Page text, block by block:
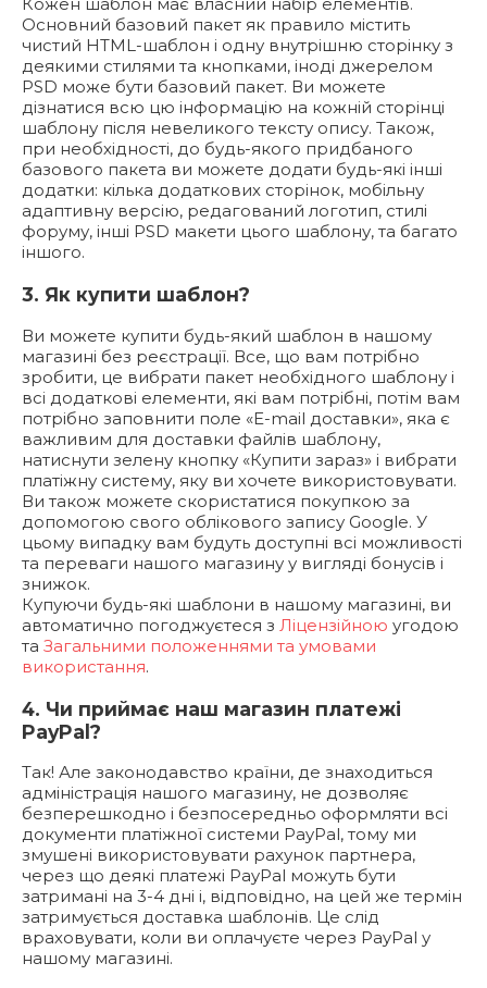
Основний базовий пакет як правило містить
чистий HTML-шаблон і одну внутрішню сторінку з
деякими стилями та кнопками, іноді джерелом
PSD може бути базовий пакет. Ви можете
дізнатися всю цю інформацію на кожній сторінці
шаблону після невеликого тексту опису. Також,
при необхідності, до будь-якого придбаного
базового пакета ви можете додати будь-які інші
додатки: кілька додаткових сторінок, мобільну
адаптивну версію, редагований логотип, стилі
форуму, інші PSD макети цього шаблону, та багато
іншого.
3. Як купити шаблон?
Ви можете купити будь-який шаблон в нашому
магазині без реєстрації. Все, що вам потрібно
зробити, це вибрати пакет необхідного шаблону і
всі додаткові елементи, які вам потрібні, потім вам
потрібно заповнити поле «E-mail доставки», яка є
важливим для доставки файлів шаблону,
натиснути зелену кнопку «Купити зараз» і вибрати
платіжну систему, яку ви хочете використовувати.
Ви також можете скористатися покупкою за
допомогою свого облікового запису Google. У
цьому випадку вам будуть доступні всі можливості
та переваги нашого магазину у вигляді бонусів і
знижок.
Купуючи будь-які шаблони в нашому магазині, ви
автоматично погоджуєтеся з Ліцензійною угодою
та Загальними положеннями та умовами
використання.
4. Чи приймає наш магазин платежі
PayPal?
Так! Але законодавство країни, де знаходиться
адміністрація нашого магазину, не дозволяє
безперешкодно і безпосередньо оформляти всі
документи платіжної системи PayPal, тому ми
змушені використовувати рахунок партнера,
через що деякі платежі PayPal можуть бути
затримані на 3-4 дні і, відповідно, на цей же термін
затримується доставка шаблонів. Це слід
враховувати, коли ви оплачуєте через PayPal у
нашому магазині.